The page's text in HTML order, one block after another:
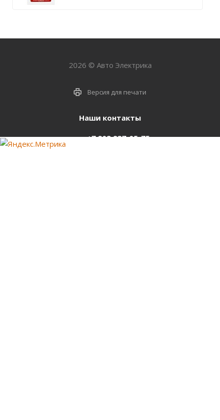
2026 © Авто Электрика
Версия для печати
Наши контакты
+7 903 937-05-75